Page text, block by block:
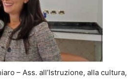
– Ass. all’Istruzione, alla cultura,